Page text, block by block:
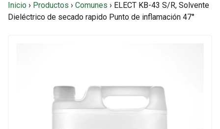
Inicio › Productos › Comunes › ELECT KB-43 S/R, Solvente
Dieléctrico de secado rapido Punto de inflamación 47°